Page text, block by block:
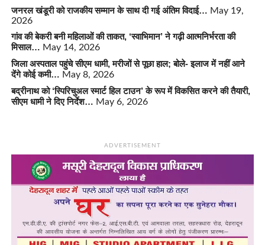
जनरल खंडूरी को राजकीय सम्मान के साथ दी गई अंतिम विदाई… May 19,
2026
गांव की बेकरी बनी महिलाओं की ताकत, ‘स्वाभिमान’ ने गढ़ी आत्मनिर्भरता की
मिसाल… May 14, 2026
जिला अस्पताल पहुंचे सीएम धामी, मरीजों से पूछा हाल; बोले- इलाज में नहीं आने
देंगे कोई कमी… May 8, 2026
बद्रीनाथ को ‘स्पिरिचुअल स्मार्ट हिल टाउन’ के रूप में विकसित करने की तैयारी,
सीएम धामी ने दिए निर्देश… May 6, 2026
ADVERTISEMENT